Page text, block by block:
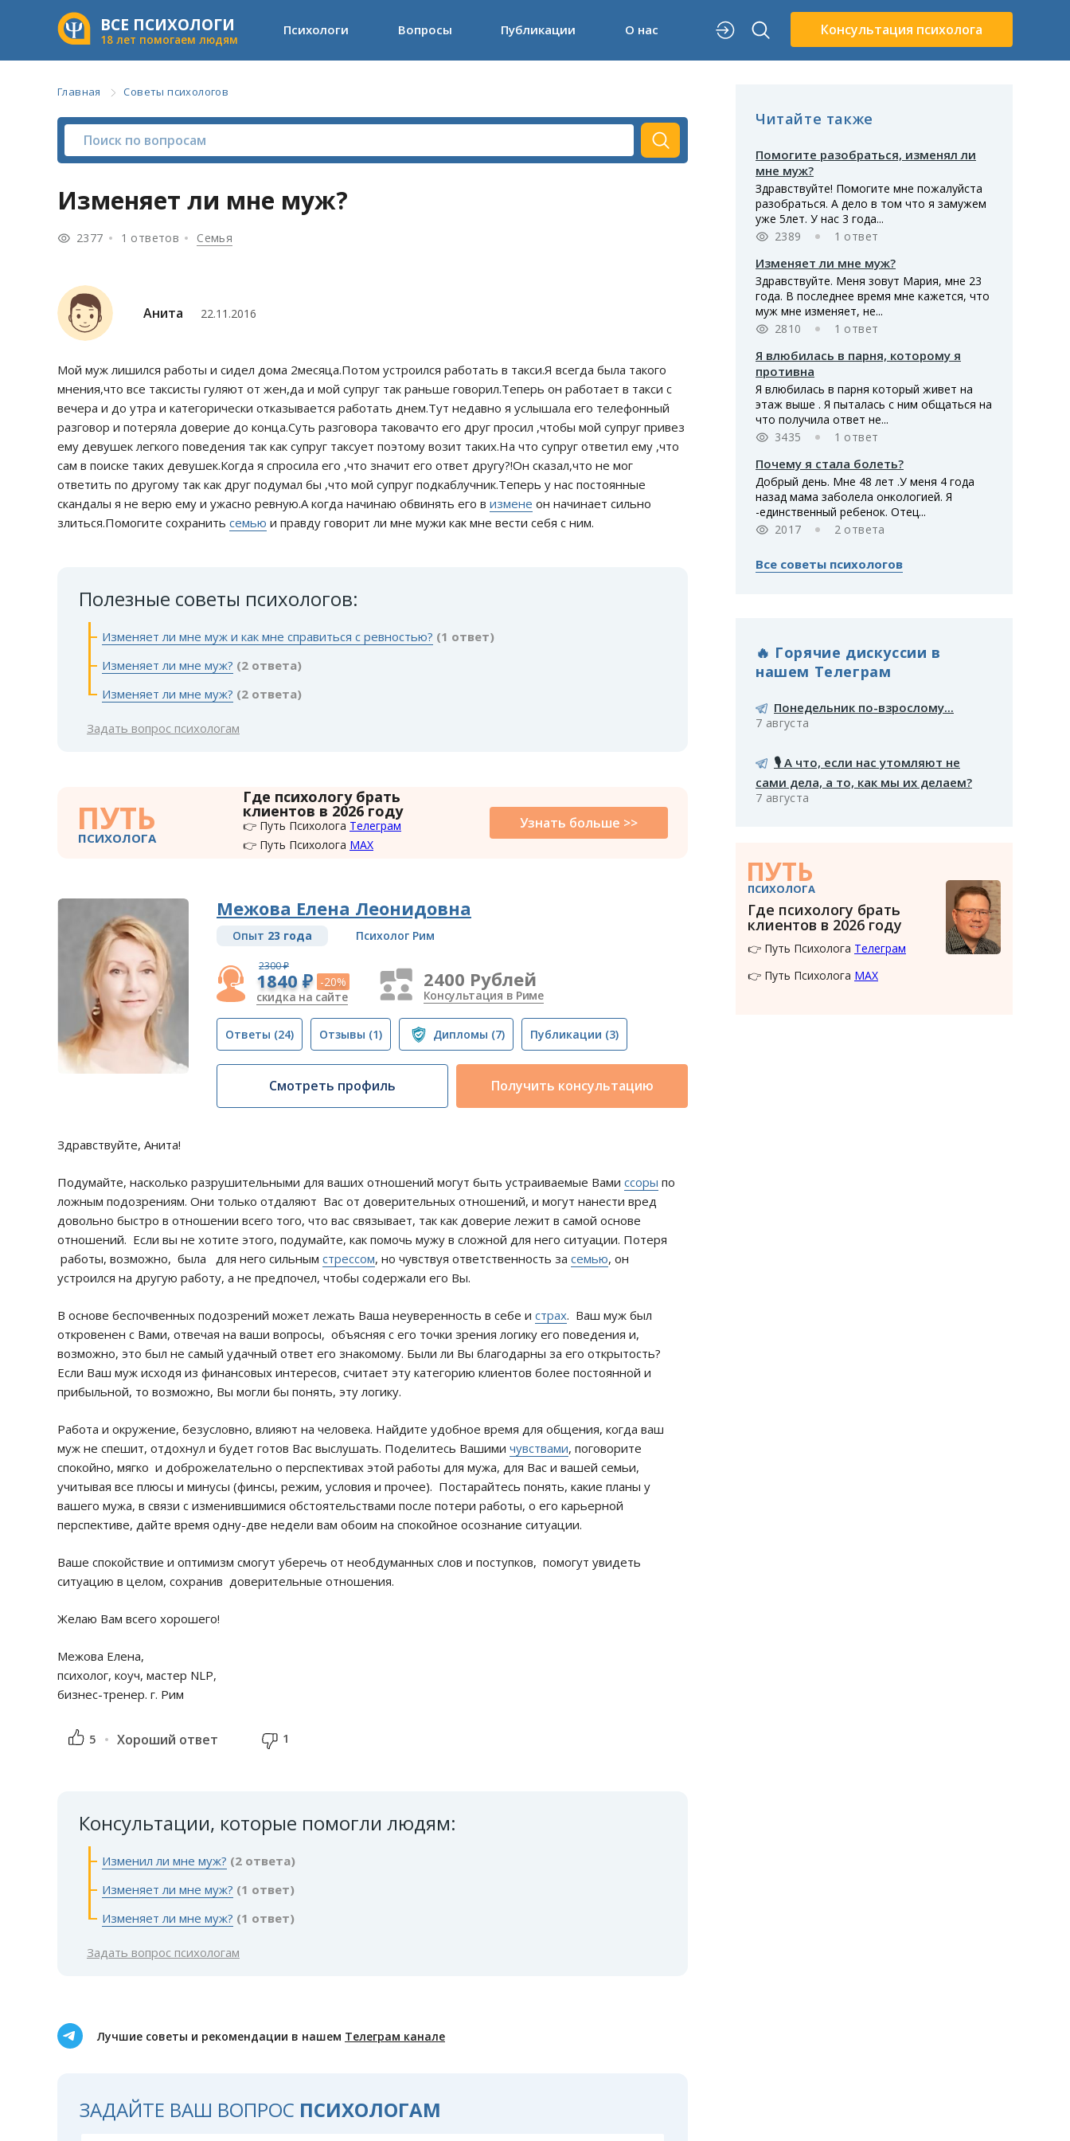
ВСЕ ПСИХОЛОГИ
18 лет помогаем людям
Психологи Вопросы Публикации О нас Консультация психолога
Главная Советы психологов
Изменяет ли мне муж?
2377 1 ответов Семья
Анита 22.11.2016
Мой муж лишился работы и сидел дома 2месяца.Потом устроился работать в такси.Я всегда была такого
мнения,что все таксисты гуляют от жен,да и мой супруг так раньше говорил.Теперь он работает в такси с
вечера и до утра и категорически отказывается работать днем.Тут недавно я услышала его телефонный
разговор и потеряла доверие до конца.Суть разговора таковачто его друг просил ,чтобы мой супруг привез
ему девушек легкого поведения так как супруг таксует поэтому возит таких.На что супруг ответил ему ,что
сам в поиске таких девушек.Когда я спросила его ,что значит его ответ другу?!Он сказал,что не мог
ответить по другому так как друг подумал бы ,что мой супруг подкаблучник.Теперь у нас постоянные
скандалы я не верю ему и ужасно ревную.А когда начинаю обвинять его в измене он начинает сильно
злиться.Помогите сохранить семью и правду говорит ли мне мужи как мне вести себя с ним.
Полезные советы психологов:
Изменяет ли мне муж и как мне справиться с ревностью? (1 ответ)
Изменяет ли мне муж? (2 ответа)
Изменяет ли мне муж? (2 ответа)
Задать вопрос психологам
ПУТЬ
ПСИХОЛОГА
Где психологу брать
клиентов в 2026 году
👉 Путь Психолога Телеграм
👉 Путь Психолога MAX
Узнать больше >>
Межова Елена Леонидовна
Опыт 23 года Психолог Рим
2300 ₽
1840 ₽ -20%
скидка на сайте
2400 Рублей
Консультация в Риме
Ответы (24) Отзывы (1) Дипломы (7) Публикации (3)
Смотреть профиль Получить консультацию
Здравствуйте, Анита!
Подумайте, насколько разрушительными для ваших отношений могут быть устраиваемые Вами ссоры по
ложным подозрениям. Они только отдаляют Вас от доверительных отношений, и могут нанести вред
довольно быстро в отношении всего того, что вас связывает, так как доверие лежит в самой основе
отношений. Если вы не хотите этого, подумайте, как помочь мужу в сложной для него ситуации. Потеря
работы, возможно, была для него сильным стрессом, но чувствуя ответственность за семью, он
устроился на другую работу, а не предпочел, чтобы содержали его Вы.
В основе беспочвенных подозрений может лежать Ваша неуверенность в себе и страх. Ваш муж был
откровенен с Вами, отвечая на ваши вопросы, объясняя с его точки зрения логику его поведения и,
возможно, это был не самый удачный ответ его знакомому. Были ли Вы благодарны за его открытость?
Если Ваш муж исходя из финансовых интересов, считает эту категорию клиентов более постоянной и
прибыльной, то возможно, Вы могли бы понять, эту логику.
Работа и окружение, безусловно, влияют на человека. Найдите удобное время для общения, когда ваш
муж не спешит, отдохнул и будет готов Вас выслушать. Поделитесь Вашими чувствами, поговорите
спокойно, мягко и доброжелательно о перспективах этой работы для мужа, для Вас и вашей семьи,
учитывая все плюсы и минусы (финсы, режим, условия и прочее). Постарайтесь понять, какие планы у
вашего мужа, в связи с изменившимися обстоятельствами после потери работы, о его карьерной
перспективе, дайте время одну-две недели вам обоим на спокойное осознание ситуации.
Ваше спокойствие и оптимизм смогут уберечь от необдуманных слов и поступков, помогут увидеть
ситуацию в целом, сохранив доверительные отношения.
Желаю Вам всего хорошего!
Межова Елена,
психолог, коуч, мастер NLP,
бизнес-тренер. г. Рим
5 Хороший ответ 1
Консультации, которые помогли людям:
Изменил ли мне муж? (2 ответа)
Изменяет ли мне муж? (1 ответ)
Изменяет ли мне муж? (1 ответ)
Задать вопрос психологам
Лучшие советы и рекомендации в нашем Телеграм канале
ЗАДАЙТЕ ВАШ ВОПРОС ПСИХОЛОГАМ
Читайте также
Помогите разобраться, изменял ли
мне муж?
Здравствуйте! Помогите мне пожалуйста
разобраться. А дело в том что я замужем
уже 5лет. У нас 3 года...
2389
1 ответ
Изменяет ли мне муж?
Здравствуйте. Меня зовут Мария, мне 23
года. В последнее время мне кажется, что
муж мне изменяет, не...
2810
1 ответ
Я влюбилась в парня, которому я
противна
Я влюбилась в парня который живет на
этаж выше . Я пыталась с ним общаться на
что получила ответ не...
3435
1 ответ
Почему я стала болеть?
Добрый день. Мне 48 лет .У меня 4 года
назад мама заболела онкологией. Я
-единственный ребенок. Отец...
2017
2 ответа
Все советы психологов
🔥 Горячие дискуссии в
нашем Телеграм
Понедельник по-взрослому...
7 августа
🎙️ А что, если нас утомляют не
сами дела, а то, как мы их делаем?
7 августа
ПУТЬ
ПСИХОЛОГА
Где психологу брать
клиентов в 2026 году
👉 Путь Психолога Телеграм
👉 Путь Психолога MAX